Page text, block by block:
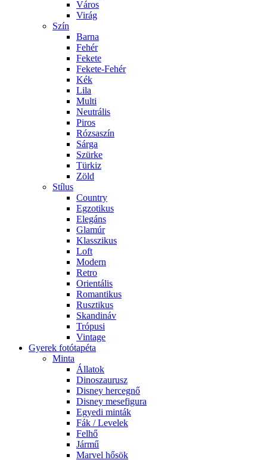
Város
Virág
Szín
Barna
Fehér
Fekete
Fekete-Fehér
Kék
Lila
Multi
Neutrális
Piros
Rózsaszín
Sárga
Szürke
Türkiz
Zöld
Stílus
Country
Egzotikus
Elegáns
Glamúr
Klasszikus
Loft
Modern
Retro
Orientális
Romantikus
Rusztikus
Skandináv
Trópusi
Vintage
Gyerek fotótapéta
Minta
Állatok
Dinoszaurusz
Disney hercegnő
Disney mesefigura
Egyedi minták
Fák / Levelek
Felhő
Jármű
Marvel hősök